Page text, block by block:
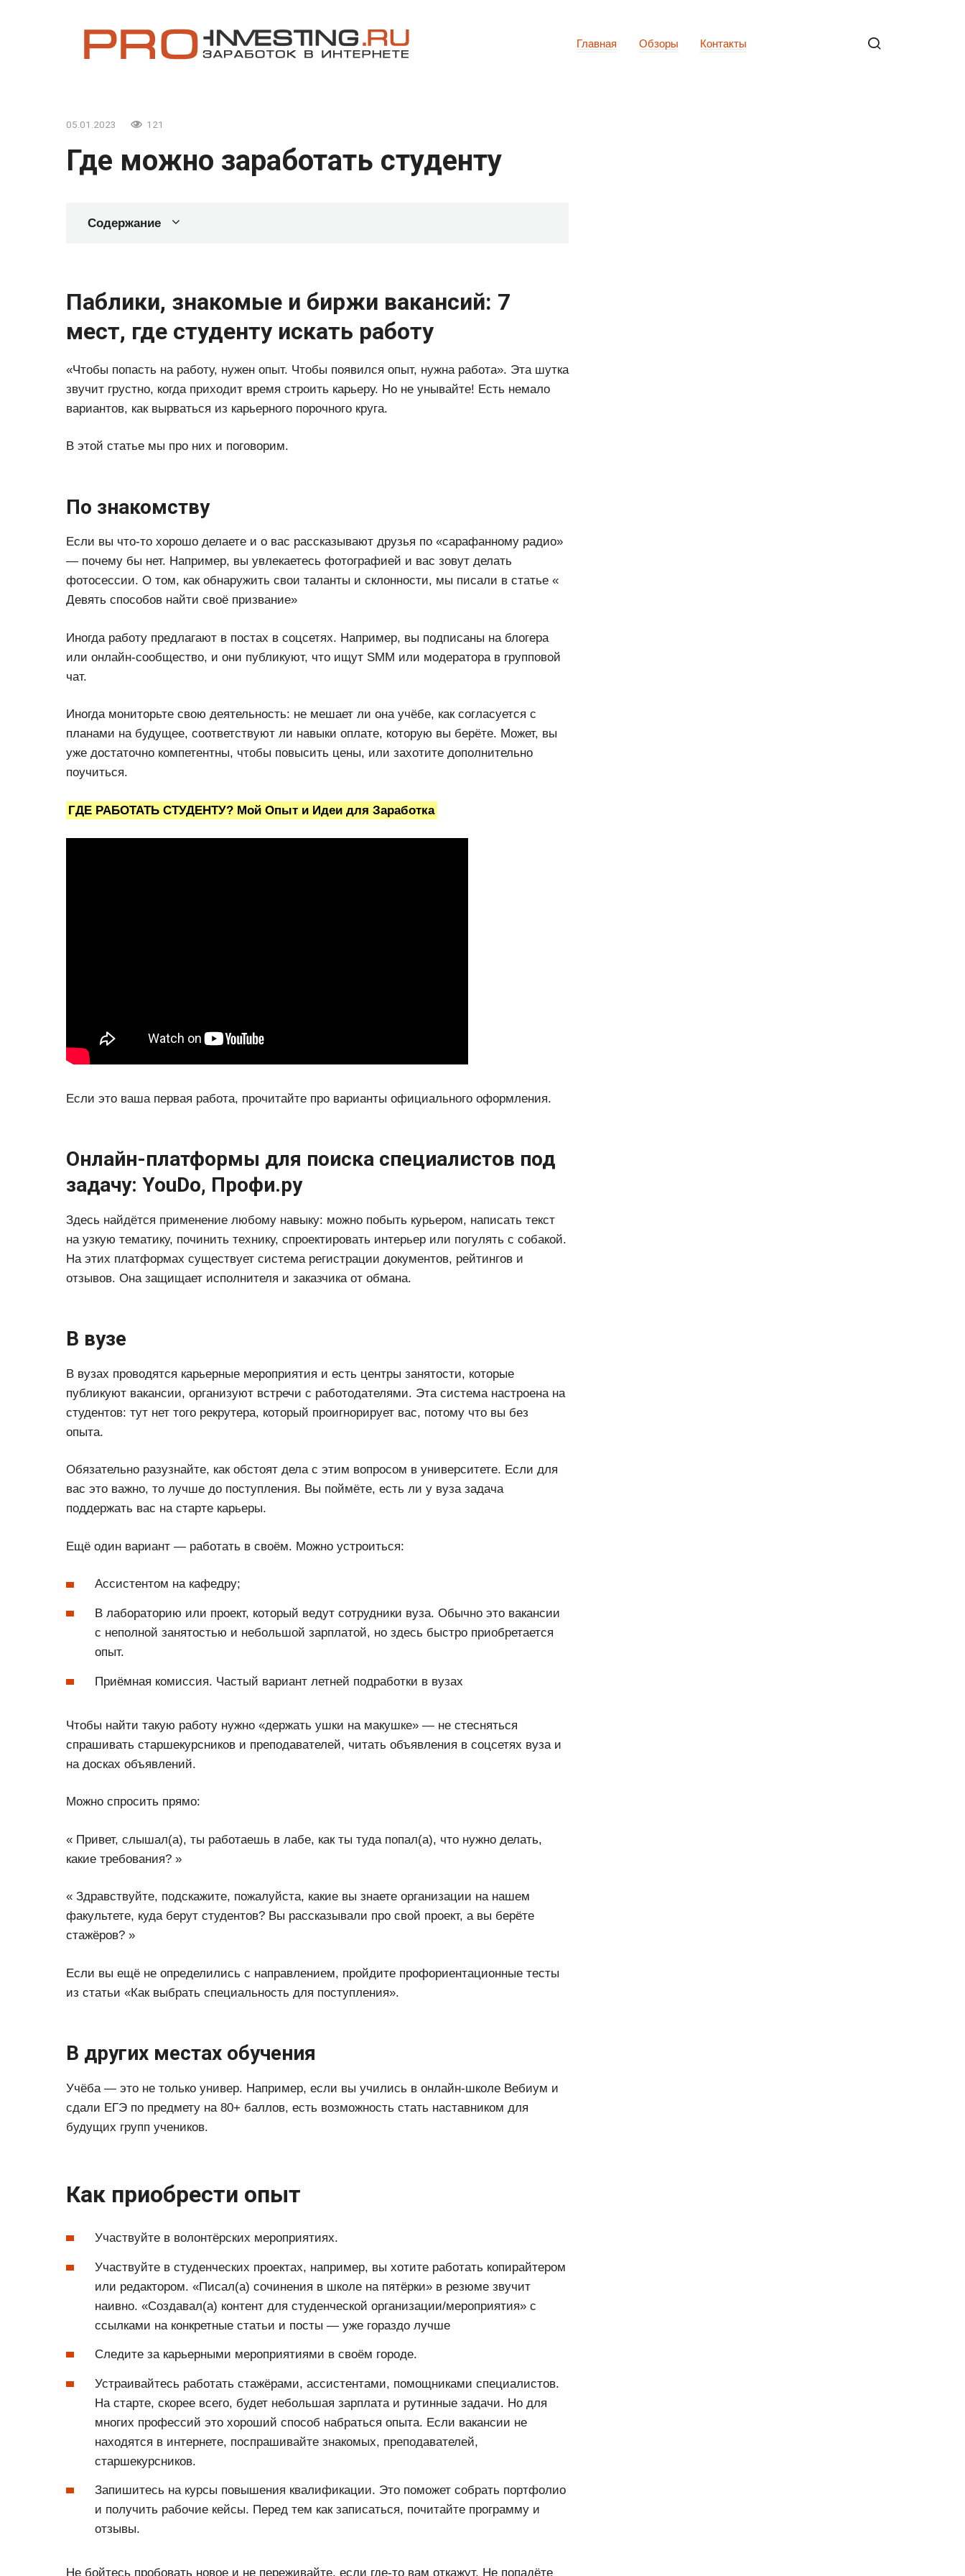
Главная Обзоры Контакты
05.01.2023 121
Где можно заработать студенту
Содержание
Паблики, знакомые и биржи вакансий: 7
мест, где студенту искать работу
«Чтобы попасть на работу, нужен опыт. Чтобы появился опыт, нужна работа». Эта шутка
звучит грустно, когда приходит время строить карьеру. Но не унывайте! Есть немало
вариантов, как вырваться из карьерного порочного круга.
В этой статье мы про них и поговорим.
По знакомству
Если вы что-то хорошо делаете и о вас рассказывают друзья по «сарафанному радио»
— почему бы нет. Например, вы увлекаетесь фотографией и вас зовут делать
фотосессии. О том, как обнаружить свои таланты и склонности, мы писали в статье «
Девять способов найти своё призвание»
Иногда работу предлагают в постах в соцсетях. Например, вы подписаны на блогера
или онлайн-сообщество, и они публикуют, что ищут SMM или модератора в групповой
чат.
Иногда мониторьте свою деятельность: не мешает ли она учёбе, как согласуется с
планами на будущее, соответствуют ли навыки оплате, которую вы берёте. Может, вы
уже достаточно компетентны, чтобы повысить цены, или захотите дополнительно
поучиться.
ГДЕ РАБОТАТЬ СТУДЕНТУ? Мой Опыт и Идеи для Заработка
Если это ваша первая работа, прочитайте про варианты официального оформления.
Онлайн-платформы для поиска специалистов под
задачу: YouDo, Профи.ру
Здесь найдётся применение любому навыку: можно побыть курьером, написать текст
на узкую тематику, починить технику, спроектировать интерьер или погулять с собакой.
На этих платформах существует система регистрации документов, рейтингов и
отзывов. Она защищает исполнителя и заказчика от обмана.
В вузе
В вузах проводятся карьерные мероприятия и есть центры занятости, которые
публикуют вакансии, организуют встречи с работодателями. Эта система настроена на
студентов: тут нет того рекрутера, который проигнорирует вас, потому что вы без
опыта.
Обязательно разузнайте, как обстоят дела с этим вопросом в университете. Если для
вас это важно, то лучше до поступления. Вы поймёте, есть ли у вуза задача
поддержать вас на старте карьеры.
Ещё один вариант — работать в своём. Можно устроиться:
Ассистентом на кафедру;
В лабораторию или проект, который ведут сотрудники вуза. Обычно это вакансии
с неполной занятостью и небольшой зарплатой, но здесь быстро приобретается
опыт.
Приёмная комиссия. Частый вариант летней подработки в вузах
Чтобы найти такую работу нужно «держать ушки на макушке» — не стесняться
спрашивать старшекурсников и преподавателей, читать объявления в соцсетях вуза и
на досках объявлений.
Можно спросить прямо:
« Привет, слышал(а), ты работаешь в лабе, как ты туда попал(а), что нужно делать,
какие требования? »
« Здравствуйте, подскажите, пожалуйста, какие вы знаете организации на нашем
факультете, куда берут студентов? Вы рассказывали про свой проект, а вы берёте
стажёров? »
Если вы ещё не определились с направлением, пройдите профориентационные тесты
из статьи «Как выбрать специальность для поступления».
В других местах обучения
Учёба — это не только универ. Например, если вы учились в онлайн-школе Вебиум и
сдали ЕГЭ по предмету на 80+ баллов, есть возможность стать наставником для
будущих групп учеников.
Как приобрести опыт
Участвуйте в волонтёрских мероприятиях.
Участвуйте в студенческих проектах, например, вы хотите работать копирайтером
или редактором. «Писал(а) сочинения в школе на пятёрки» в резюме звучит
наивно. «Создавал(а) контент для студенческой организации/мероприятия» с
ссылками на конкретные статьи и посты — уже гораздо лучше
Следите за карьерными мероприятиями в своём городе.
Устраивайтесь работать стажёрами, ассистентами, помощниками специалистов.
На старте, скорее всего, будет небольшая зарплата и рутинные задачи. Но для
многих профессий это хороший способ набраться опыта. Если вакансии не
находятся в интернете, поспрашивайте знакомых, преподавателей,
старшекурсников.
Запишитесь на курсы повышения квалификации. Это поможет собрать портфолио
и получить рабочие кейсы. Перед тем как записаться, почитайте программу и
отзывы.
Не бойтесь пробовать новое и не переживайте, если где-то вам откажут. Не попадёте